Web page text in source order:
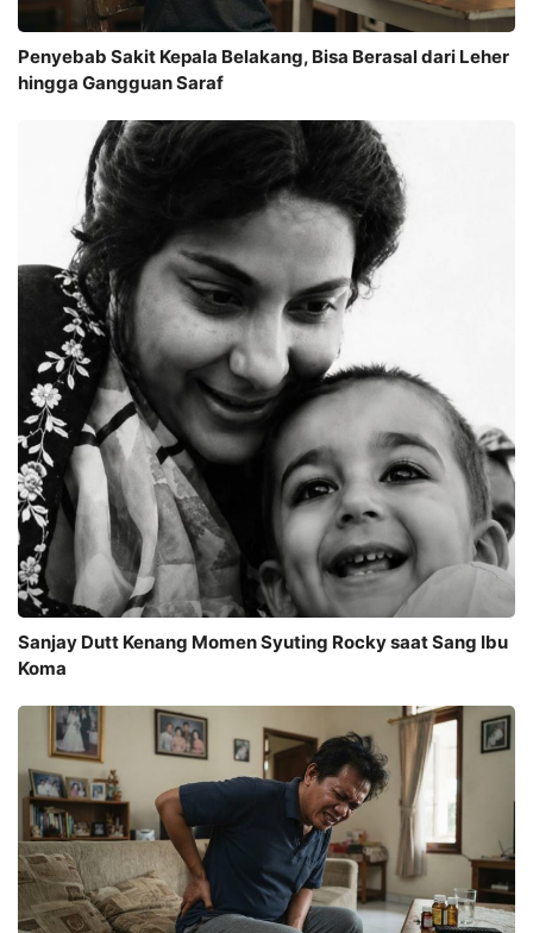
Penyebab Sakit Kepala Belakang, Bisa Berasal dari Leher
hingga Gangguan Saraf
Sanjay Dutt Kenang Momen Syuting Rocky saat Sang Ibu
Koma